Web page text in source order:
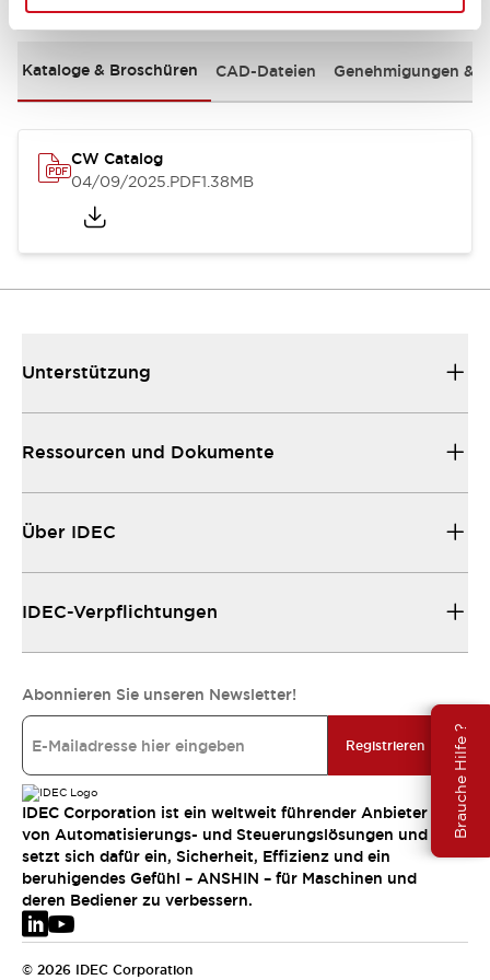
Brauche Hilfe ?
Kataloge & Broschüren CAD-Dateien Genehmigungen &
CW Catalog
04/09/2025.PDF1.38MB
Unterstützung
Ressourcen und Dokumente
Über IDEC
IDEC-Verpflichtungen
Abonnieren Sie unseren Newsletter!
Registrieren
IDEC Corporation ist ein weltweit führender Anbieter
von Automatisierungs- und Steuerungslösungen und
setzt sich dafür ein, Sicherheit, Effizienz und ein
beruhigendes Gefühl – ANSHIN – für Maschinen und
deren Bediener zu verbessern.
© 2026 IDEC Corporation